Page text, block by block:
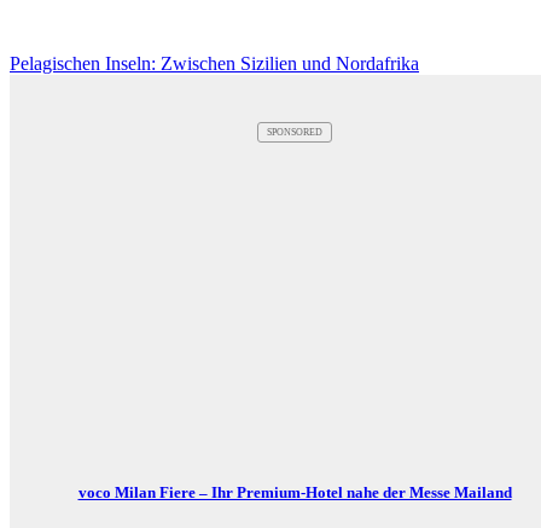
Pelagischen Inseln: Zwischen Sizilien und Nordafrika
SPONSORED
voco Milan Fiere – Ihr Premium-Hotel nahe der Messe Mailand